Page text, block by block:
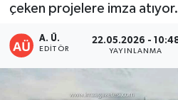
çeken projelere imza atıyor.
A. Ü.
EDITÖR
22.05.2026 -
YAYINLANMA